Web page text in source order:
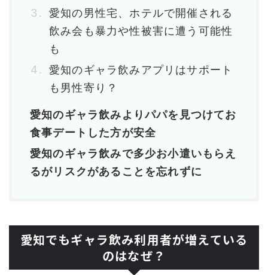
愛知の男性宅、ホテルで開催される
飲み会も暴力や性被害に遭う可能性
も
愛知のギャラ飲みアプリはサポート
も男性寄り？
愛知のギャラ飲みよりパパを見つけてお
食事デートした方が安全
愛知のギャラ飲みで多少お小遣いもらえ
るがリスクがあることを忘れずに
愛知でもギャラ飲み利用者が増えている
のはなぜ？